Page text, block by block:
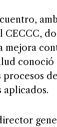
CECCC,
mejora
aplicados.